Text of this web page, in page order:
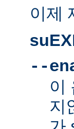
이제
--
이
지